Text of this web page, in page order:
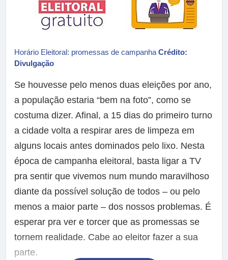
Horário Eleitoral: promessas de campanha Crédito:
Divulgação
Se houvesse pelo menos duas eleições por ano,
a população estaria “bem na foto”, como se
costuma dizer. Afinal, a 15 dias do primeiro turno
a cidade volta a respirar ares de limpeza em
alguns locais antes dominados pelo lixo. Nesta
época de campanha eleitoral, basta ligar a TV
pra sentir que vivemos num mundo maravilhoso
diante da possível solução de todos – ou pelo
menos a maior parte – dos nossos problemas. É
esperar pra ver e torcer que as promessas se
tornem realidade. Cabe ao eleitor fazer a sua
parte.